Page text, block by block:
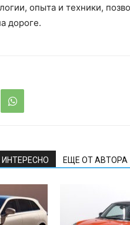
опыта и техники,
дороге.
ЕЩЕ ОТ АВТОРА